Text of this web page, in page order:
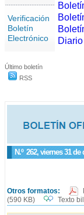
Verificación
Boletín
Electrónico
Último boletín
RSS
N.º 262, viernes 31 de
Otros formatos:
(590 KB)
Texto